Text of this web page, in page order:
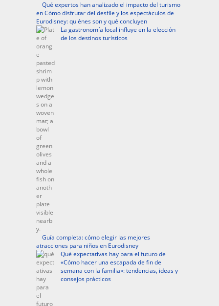
Qué expertos han analizado el impacto del turismo
en Cómo disfrutar del desfile y los espectáculos de
Eurodisney: quiénes son y qué concluyen
La gastronomía local influye en la elección
de los destinos turísticos
Guía completa: cómo elegir las mejores
atracciones para niños en Eurodisney
Qué expectativas hay para el futuro de
«Cómo hacer una escapada de fin de
semana con la familia»: tendencias, ideas y
consejos prácticos